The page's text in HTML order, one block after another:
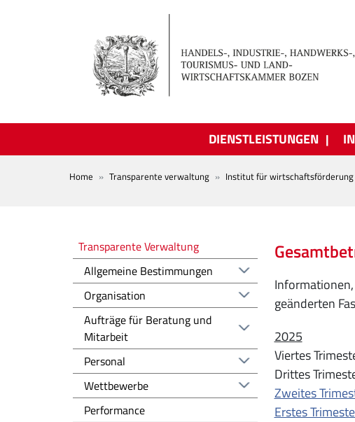
DIENSTLEISTUNGEN
BREADCRUMB
Home Transparente verwaltung Institut für wirtschaftsförderung
geänderten
2025
Viertes
Drittes
Zweites
Erstes
Amministrazione trasparente
Transparente Verwaltung
Allgemeine Bestimmungen
Organisation
Aufträge für Beratung und
Mitarbeit
Personal
Wettbewerbe
Performance